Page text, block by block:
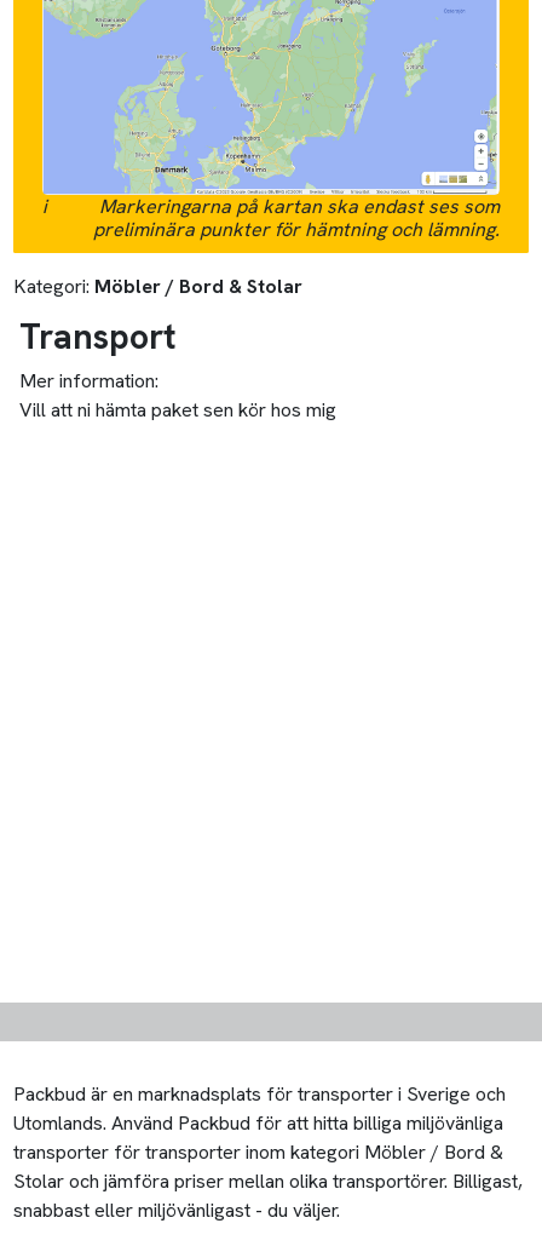
i
Markeringarna på kartan ska endast ses som
preliminära punkter för hämtning och lämning.
Kategori: Möbler / Bord & Stolar
Transport
Mer information:
Vill att ni hämta paket sen kör hos mig
Packbud är en marknadsplats för transporter i Sverige och
Utomlands. Använd Packbud för att hitta billiga miljövänliga
transporter för transporter inom kategori Möbler / Bord &
Stolar och jämföra priser mellan olika transportörer. Billigast,
snabbast eller miljövänligast - du väljer.